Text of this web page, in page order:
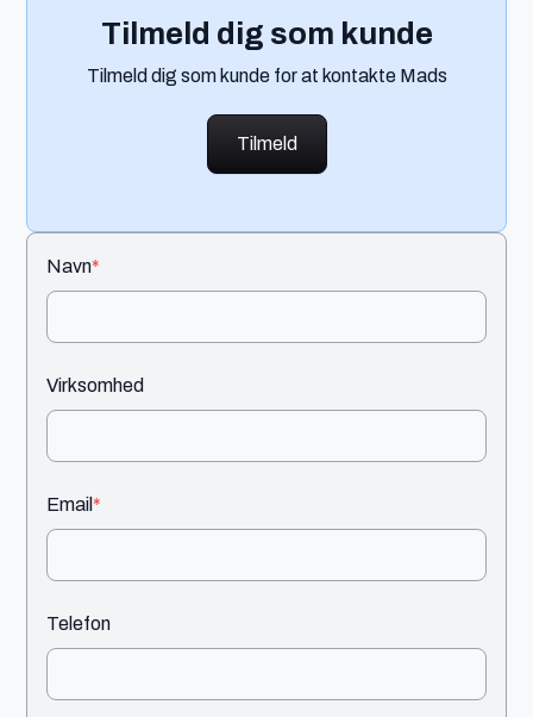
Tilmeld dig som kunde
Tilmeld dig som kunde for at kontakte Mads
Tilmeld
Navn*
Virksomhed
Email*
Telefon